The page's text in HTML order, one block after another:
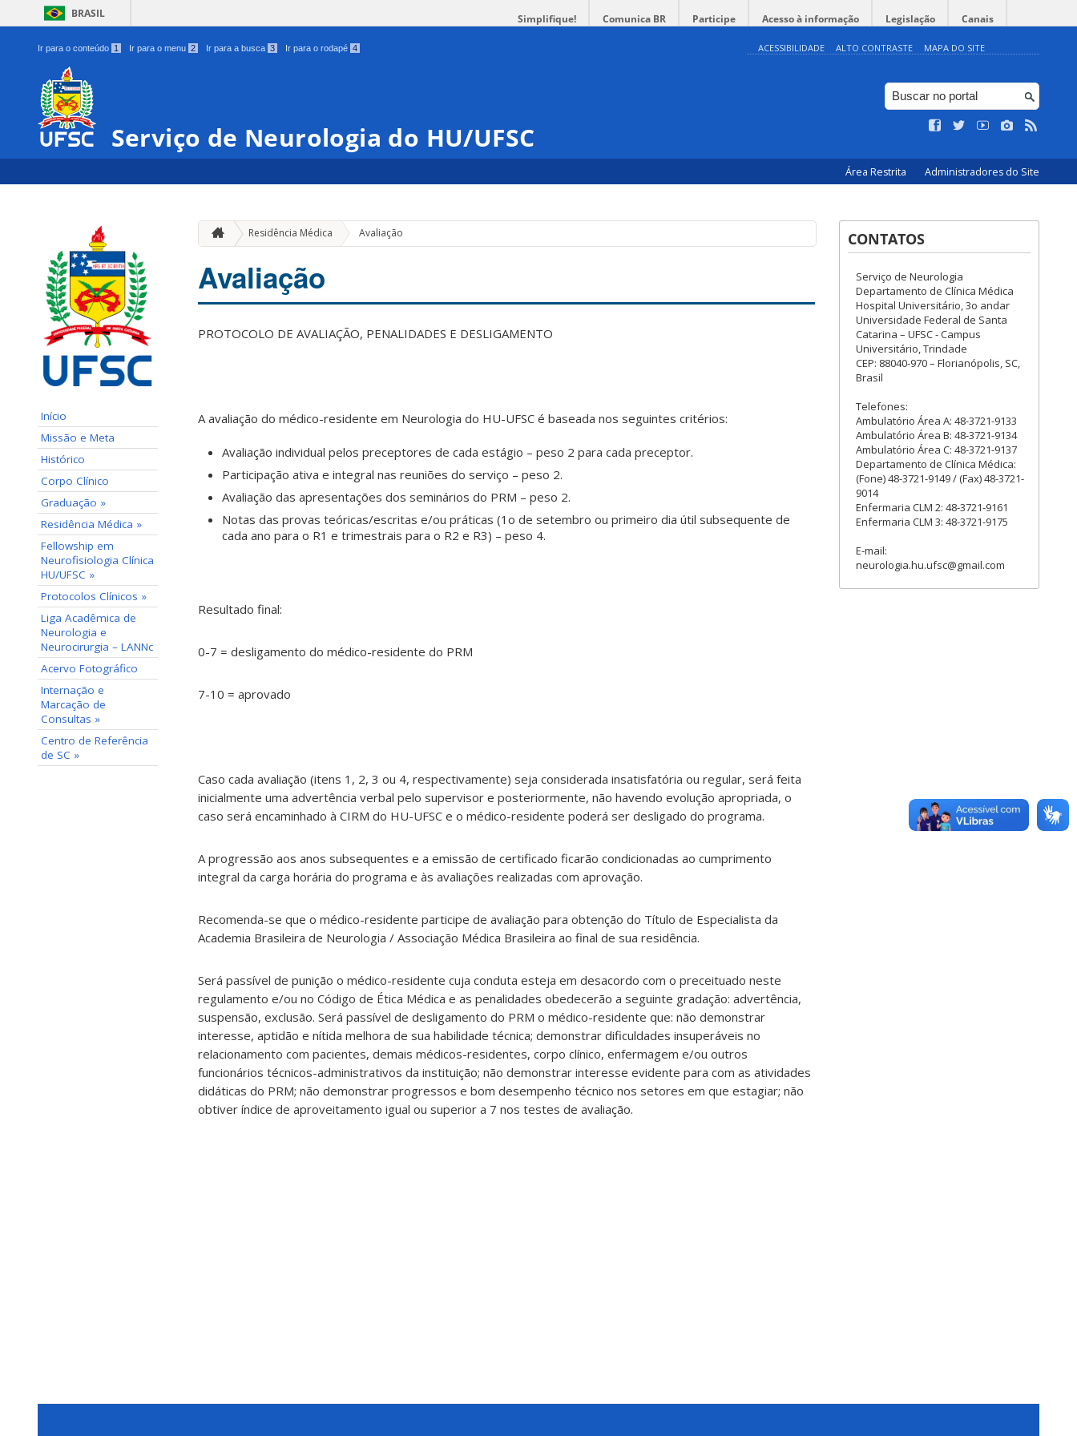
BRASIL Simplifique! Comunica BR Participe Acesso à informação Legislação Canais
Ir para o conteúdo 1 Ir para o menu 2 Ir para a busca 3 Ir para o rodapé 4 ACESSIBILIDADE ALTO CONTRASTE MAPA DO SITE
Serviço de Neurologia do HU/UFSC
Área Restrita Administradores do Site
Início
Missão e Meta
Histórico
Corpo Clínico
Graduação »
Residência Médica »
Fellowship em
Neurofisiologia Clínica
HU/UFSC »
Protocolos Clínicos »
Liga Acadêmica de
Neurologia e
Neurocirurgia – LANNc
Acervo Fotográfico
Internação e
Marcação de
Consultas »
Centro de Referência
de SC »
Residência Médica Avaliação
Avaliação
PROTOCOLO DE AVALIAÇÃO, PENALIDADES E DESLIGAMENTO
A avaliação do médico-residente em Neurologia do HU-UFSC é baseada nos seguintes critérios:
Avaliação individual pelos preceptores de cada estágio – peso 2 para cada preceptor.
Participação ativa e integral nas reuniões do serviço – peso 2.
Avaliação das apresentações dos seminários do PRM – peso 2.
Notas das provas teóricas/escritas e/ou práticas (1o de setembro ou primeiro dia útil subsequente de
cada ano para o R1 e trimestrais para o R2 e R3) – peso 4.
Resultado final:
0-7 = desligamento do médico-residente do PRM
7-10 = aprovado
Caso cada avaliação (itens 1, 2, 3 ou 4, respectivamente) seja considerada insatisfatória ou regular, será feita
inicialmente uma advertência verbal pelo supervisor e posteriormente, não havendo evolução apropriada, o
caso será encaminhado à CIRM do HU-UFSC e o médico-residente poderá ser desligado do programa.
A progressão aos anos subsequentes e a emissão de certificado ficarão condicionadas ao cumprimento
integral da carga horária do programa e às avaliações realizadas com aprovação.
Recomenda-se que o médico-residente participe de avaliação para obtenção do Título de Especialista da
Academia Brasileira de Neurologia / Associação Médica Brasileira ao final de sua residência.
Será passível de punição o médico-residente cuja conduta esteja em desacordo com o preceituado neste
regulamento e/ou no Código de Ética Médica e as penalidades obedecerão a seguinte gradação: advertência,
suspensão, exclusão. Será passível de desligamento do PRM o médico-residente que: não demonstrar
interesse, aptidão e nítida melhora de sua habilidade técnica; demonstrar dificuldades insuperáveis no
relacionamento com pacientes, demais médicos-residentes, corpo clínico, enfermagem e/ou outros
funcionários técnicos-administrativos da instituição; não demonstrar interesse evidente para com as atividades
didáticas do PRM; não demonstrar progressos e bom desempenho técnico nos setores em que estagiar; não
obtiver índice de aproveitamento igual ou superior a 7 nos testes de avaliação.
CONTATOS
Serviço de Neurologia
Departamento de Clínica Médica
Hospital Universitário, 3o andar
Universidade Federal de Santa
Catarina – UFSC - Campus
Universitário, Trindade
CEP: 88040-970 – Florianópolis, SC,
Brasil
Telefones:
Ambulatório Área A: 48-3721-9133
Ambulatório Área B: 48-3721-9134
Ambulatório Área C: 48-3721-9137
Departamento de Clínica Médica:
(Fone) 48-3721-9149 / (Fax) 48-3721-
9014
Enfermaria CLM 2: 48-3721-9161
Enfermaria CLM 3: 48-3721-9175
E-mail:
neurologia.hu.ufsc@gmail.com